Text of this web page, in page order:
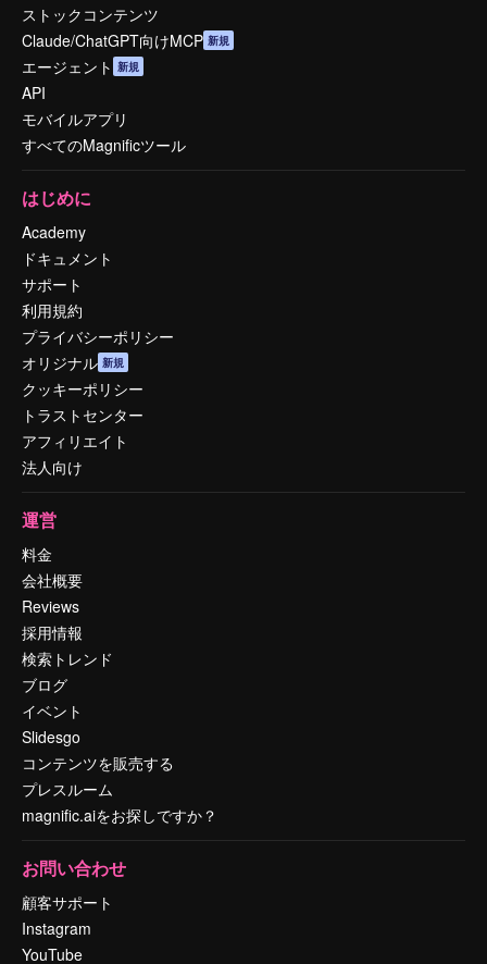
ストックコンテンツ
Claude/ChatGPT向けMCP 新規
エージェント 新規
API
モバイルアプリ
すべてのMagnificツール
はじめに
Academy
ドキュメント
サポート
利用規約
プライバシーポリシー
オリジナル 新規
クッキーポリシー
トラストセンター
アフィリエイト
法人向け
運営
料金
会社概要
Reviews
採用情報
検索トレンド
ブログ
イベント
Slidesgo
コンテンツを販売する
プレスルーム
magnific.aiをお探しですか？
お問い合わせ
顧客サポート
Instagram
YouTube